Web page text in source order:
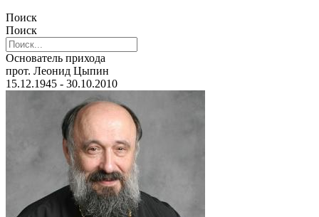
Поиск
Поиск
Основатель прихода
прот. Леонид Цыпин
15.12.1945 - 30.10.2010